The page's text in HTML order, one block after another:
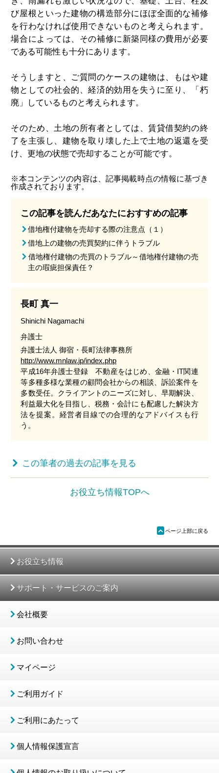
び屋根といった建物の構造部分にほぼ全面的な補修
を行わなければ使用できないものと考えられます。
場合によっては、その補修に新築同様の費用が必要
である可能性も十分にあります。
そうしますと、ご質問のケースの建物は、もはや建
物としての社会的、経済的効用を失うに至り、「朽
廃」しているものと考えられます。
そのため、土地の所有者としては、賃貸借契約の終
了を主張し、建物を取り壊した上で土地の返還を受
け、更地の状態で売却することが可能です。
※本コンテンツの内容は、記事掲載時点の情報に基づき
作成されております。
この記事を読んだあなたにおすすめの記事
借地権付建物を売却する際の注意点（１）
借地上の建物の売買契約に伴うトラブル
借地権付建物の売買のトラブル～借地権付建物の売
主の瑕疵担保責任？
長町 真一
Shinichi Nagamachi
弁護士
弁護士法人 御宿・長町法律事務所
http://www.mnlaw.jp/index.php
平成16年弁護士登録 不動産をはじめ、金融・IT関連
等多種多様な業種の顧問会社からの相談、訴訟案件を
多数受任。クライアントのニーズに対し、早期解決、
利益最大化を目指し、税務・会計にも配慮した解決方
法を提案。経営者目線での合理的なアドバイスも行
う。
お役立ち情報TOPへ
ü ページ上部に戻る
お役立ち情報
サポート・サービスのご案内
会社概要
お問い合わせ
マイページ
ご利用ガイド
ご利用にあたって
個人情報保護宣言